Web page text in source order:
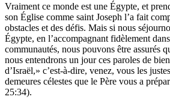
Vraiment ce monde est une Égypte, et
son Église comme saint Joseph l’a fait
obstacles et des défis. Mais si nous
Égypte, en l’accompagnant fidèlement
communautés, nous pouvons être assurés
nous entendrons un jour ces paroles de
d’Israël,» c’est-à-dire, venez, vous les
demeures célestes que le Père vous a
25:34).